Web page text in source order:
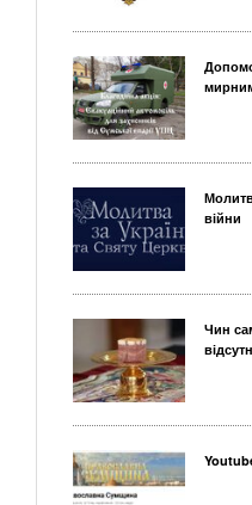
війни
Чин